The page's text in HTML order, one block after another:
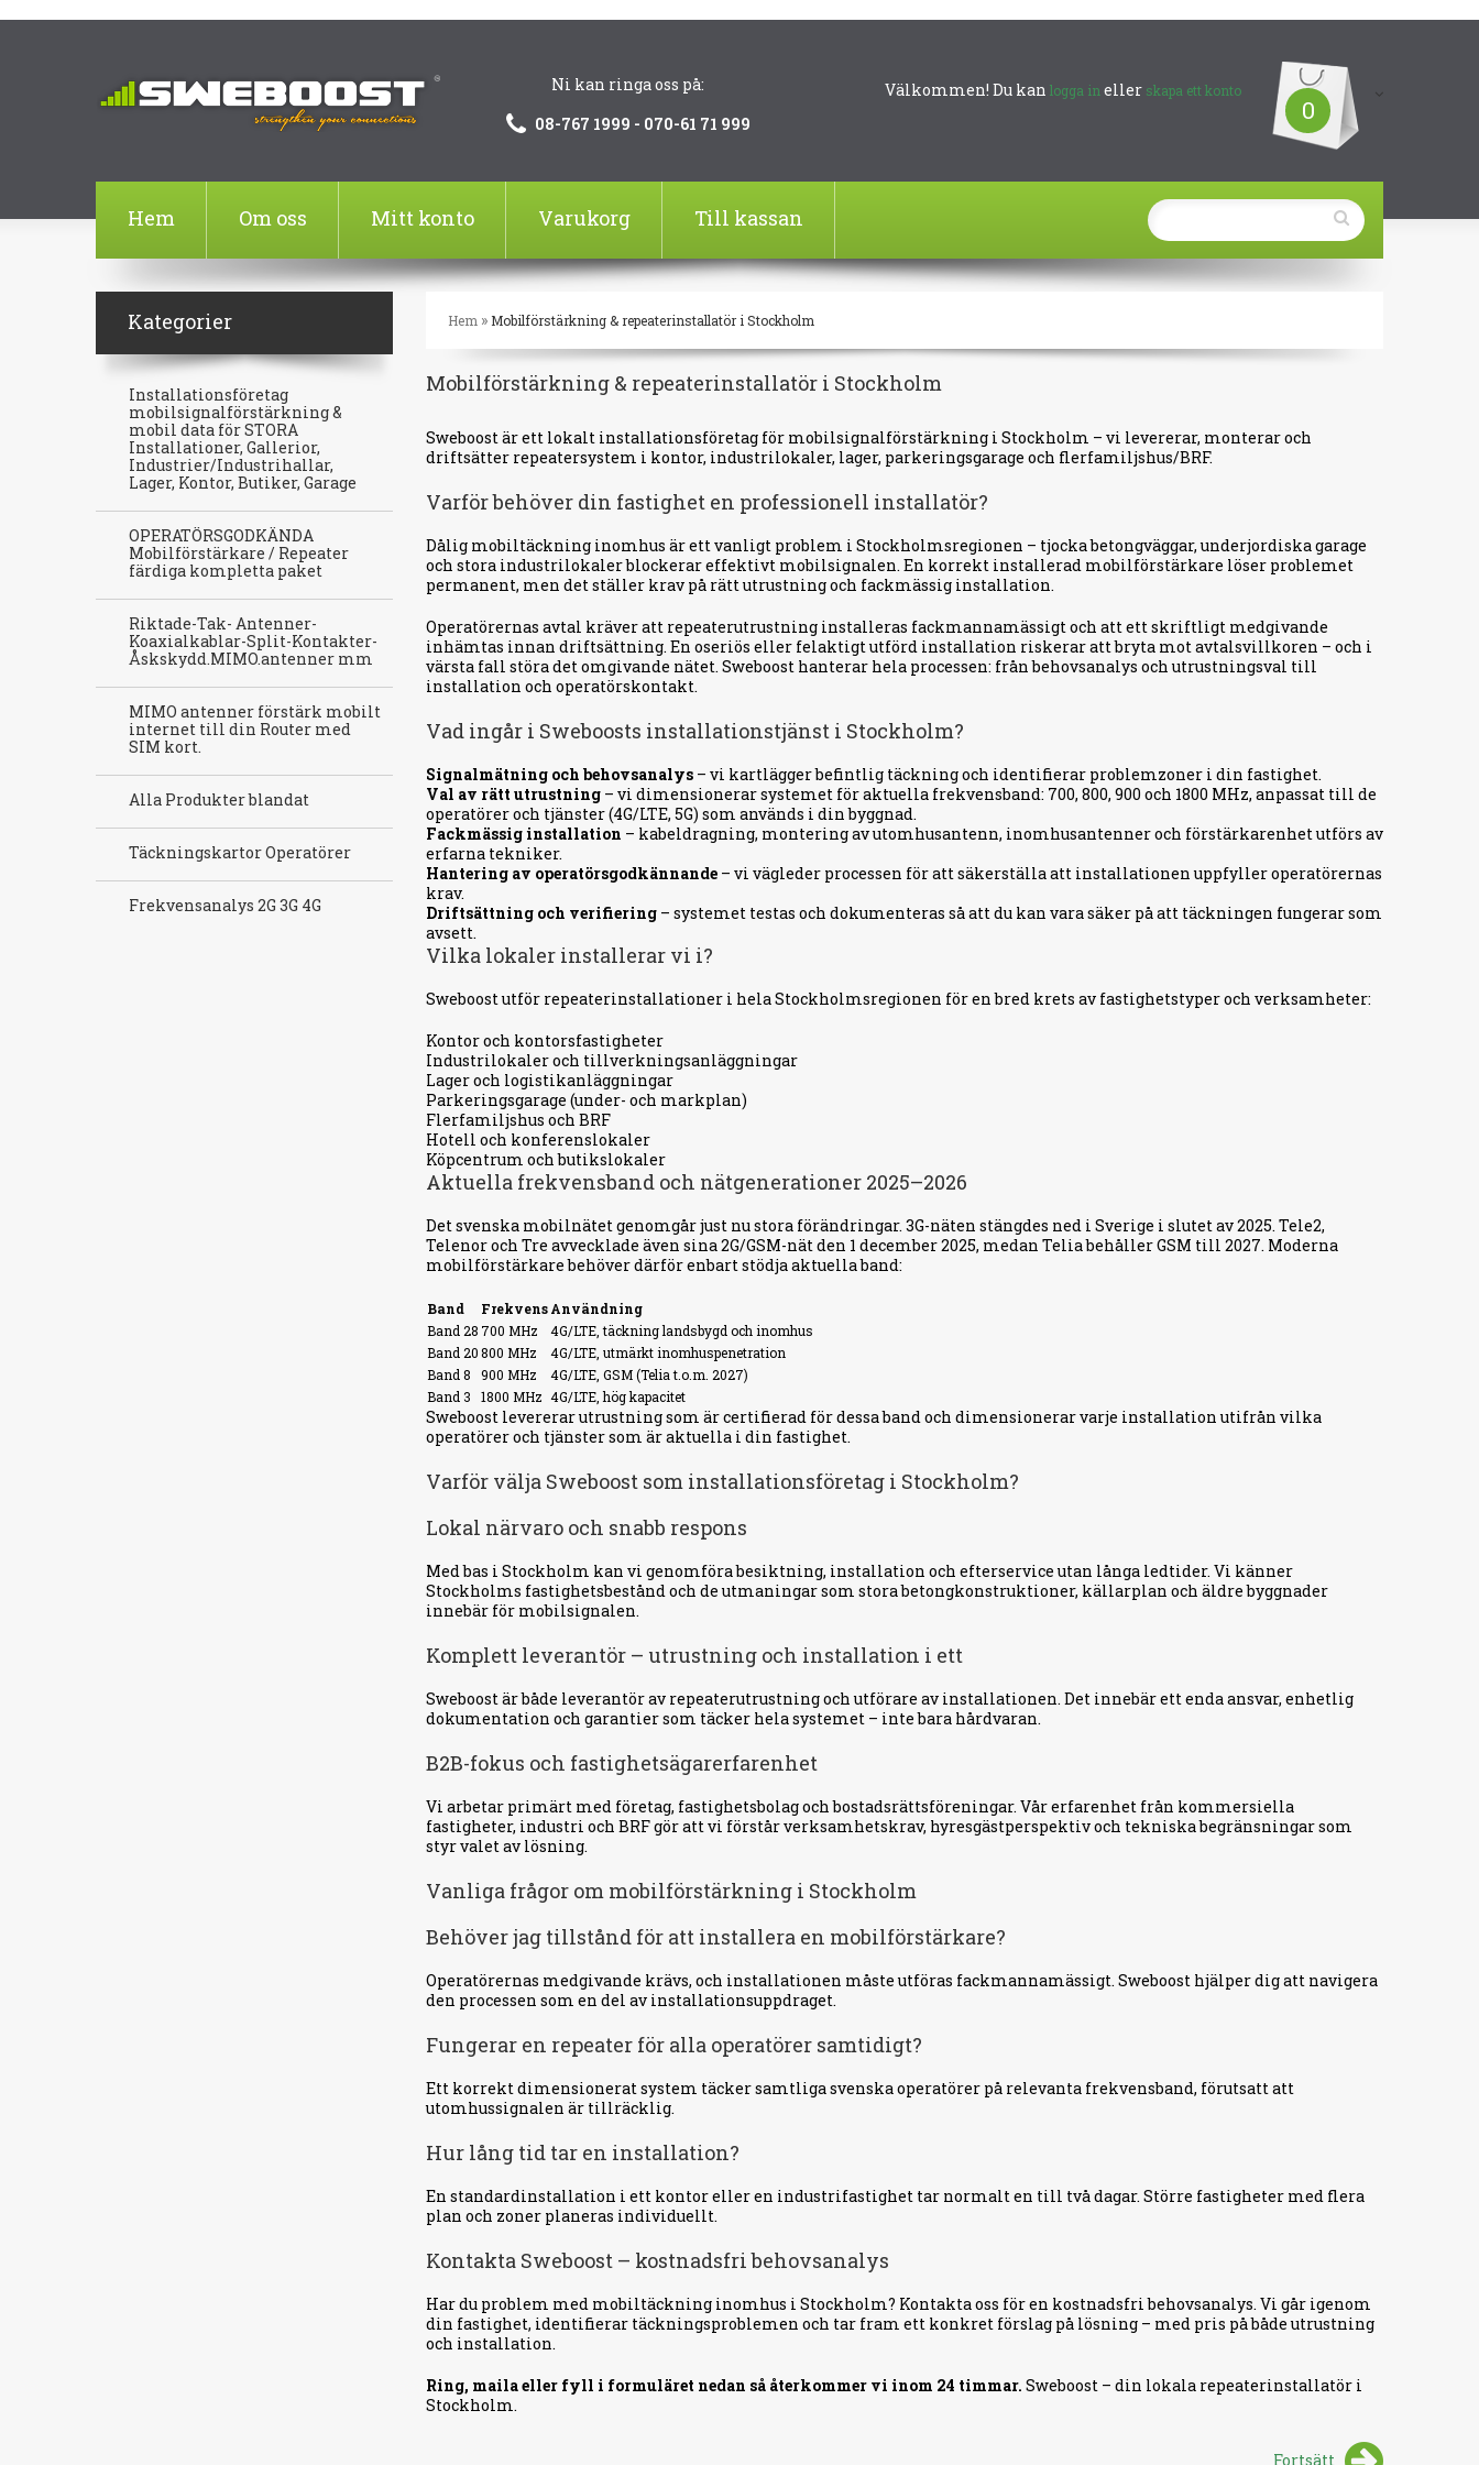
Ni kan ringa oss på:
08-767 1999 - 070-61 71 999
0
Välkommen! Du kan logga in eller skapa ett konto
Hem Om oss Mitt konto Varukorg Till kassan
Hem » Mobilförstärkning & repeaterinstallatör i Stockholm
Mobilförstärkning & repeaterinstallatör i Stockholm
Sweboost är ett lokalt installationsföretag för mobilsignalförstärkning i Stockholm – vi levererar, monterar och
driftsätter repeatersystem i kontor, industrilokaler, lager, parkeringsgarage och flerfamiljshus/BRF.
Varför behöver din fastighet en professionell installatör?
Dålig mobiltäckning inomhus är ett vanligt problem i Stockholmsregionen – tjocka betongväggar, underjordiska garage
och stora industrilokaler blockerar effektivt mobilsignalen. En korrekt installerad mobilförstärkare löser problemet
permanent, men det ställer krav på rätt utrustning och fackmässig installation.
Operatörernas avtal kräver att repeaterutrustning installeras fackmannamässigt och att ett skriftligt medgivande
inhämtas innan driftsättning. En oseriös eller felaktigt utförd installation riskerar att bryta mot avtalsvillkoren – och i
värsta fall störa det omgivande nätet. Sweboost hanterar hela processen: från behovsanalys och utrustningsval till
installation och operatörskontakt.
Vad ingår i Sweboosts installationstjänst i Stockholm?
Signalmätning och behovsanalys – vi kartlägger befintlig täckning och identifierar problemzoner i din fastighet.
Val av rätt utrustning – vi dimensionerar systemet för aktuella frekvensband: 700, 800, 900 och 1800 MHz, anpassat till de
operatörer och tjänster (4G/LTE, 5G) som används i din byggnad.
Fackmässig installation – kabeldragning, montering av utomhusantenn, inomhusantenner och förstärkarenhet utförs av
erfarna tekniker.
Hantering av operatörsgodkännande – vi vägleder processen för att säkerställa att installationen uppfyller operatörernas
krav.
Driftsättning och verifiering – systemet testas och dokumenteras så att du kan vara säker på att täckningen fungerar som
avsett.
Vilka lokaler installerar vi i?
Sweboost utför repeaterinstallationer i hela Stockholmsregionen för en bred krets av fastighetstyper och verksamheter:
Kontor och kontorsfastigheter
Industrilokaler och tillverkningsanläggningar
Lager och logistikanläggningar
Parkeringsgarage (under- och markplan)
Flerfamiljshus och BRF
Hotell och konferenslokaler
Köpcentrum och butikslokaler
Aktuella frekvensband och nätgenerationer 2025–2026
Det svenska mobilnätet genomgår just nu stora förändringar. 3G-näten stängdes ned i Sverige i slutet av 2025. Tele2,
Telenor och Tre avvecklade även sina 2G/GSM-nät den 1 december 2025, medan Telia behåller GSM till 2027. Moderna
mobilförstärkare behöver därför enbart stödja aktuella band:
Band FrekvensAnvändning
Band 28 700 MHz
4G/LTE, täckning landsbygd och inomhus
Band 20800 MHz
4G/LTE, utmärkt inomhuspenetration
Band 8
900 MHz
4G/LTE, GSM (Telia t.o.m. 2027)
Band 3
1800 MHz 4G/LTE, hög kapacitet
Sweboost levererar utrustning som är certifierad för dessa band och dimensionerar varje installation utifrån vilka
operatörer och tjänster som är aktuella i din fastighet.
Varför välja Sweboost som installationsföretag i Stockholm?
Lokal närvaro och snabb respons
Med bas i Stockholm kan vi genomföra besiktning, installation och efterservice utan långa ledtider. Vi känner
Stockholms fastighetsbestånd och de utmaningar som stora betongkonstruktioner, källarplan och äldre byggnader
innebär för mobilsignalen.
Komplett leverantör – utrustning och installation i ett
Sweboost är både leverantör av repeaterutrustning och utförare av installationen. Det innebär ett enda ansvar, enhetlig
dokumentation och garantier som täcker hela systemet – inte bara hårdvaran.
B2B-fokus och fastighetsägarerfarenhet
Vi arbetar primärt med företag, fastighetsbolag och bostadsrättsföreningar. Vår erfarenhet från kommersiella
fastigheter, industri och BRF gör att vi förstår verksamhetskrav, hyresgästperspektiv och tekniska begränsningar som
styr valet av lösning.
Vanliga frågor om mobilförstärkning i Stockholm
Behöver jag tillstånd för att installera en mobilförstärkare?
Operatörernas medgivande krävs, och installationen måste utföras fackmannamässigt. Sweboost hjälper dig att navigera
den processen som en del av installationsuppdraget.
Fungerar en repeater för alla operatörer samtidigt?
Ett korrekt dimensionerat system täcker samtliga svenska operatörer på relevanta frekvensband, förutsatt att
utomhussignalen är tillräcklig.
Hur lång tid tar en installation?
En standardinstallation i ett kontor eller en industrifastighet tar normalt en till två dagar. Större fastigheter med flera
plan och zoner planeras individuellt.
Kontakta Sweboost – kostnadsfri behovsanalys
Har du problem med mobiltäckning inomhus i Stockholm? Kontakta oss för en kostnadsfri behovsanalys. Vi går igenom
din fastighet, identifierar täckningsproblemen och tar fram ett konkret förslag på lösning – med pris på både utrustning
och installation.
Ring, maila eller fyll i formuläret nedan så återkommer vi inom 24 timmar. Sweboost – din lokala repeaterinstallatör i
Stockholm.
Fortsätt
Kategorier
Installationsföretag
mobilsignalförstärkning &
mobil data för STORA
Installationer, Gallerior,
Industrier/Industrihallar,
Lager, Kontor, Butiker, Garage
OPERATÖRSGODKÄNDA
Mobilförstärkare / Repeater
färdiga kompletta paket
Riktade-Tak- Antenner-
Koaxialkablar-Split-Kontakter-
Åskskydd.MIMO.antenner mm
MIMO antenner förstärk mobilt
internet till din Router med
SIM kort.
Alla Produkter blandat
Täckningskartor Operatörer
Frekvensanalys 2G 3G 4G